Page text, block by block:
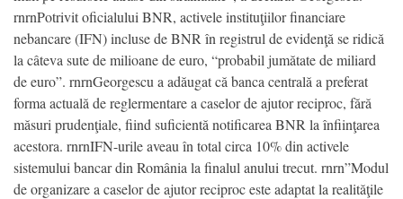
rnrnPotrivit oficialului BNR, activele instituţiilor financiare
nebancare (IFN) incluse de BNR în registrul de evidenţă se ridică
la câteva sute de milioane de euro, “probabil jumătate de miliard
de euro”. rnrnGeorgescu a adăugat că banca centrală a preferat
forma actuală de reglermentare a caselor de ajutor reciproc, fără
măsuri prudenţiale, fiind suficientă notificarea BNR la înfiinţarea
acestora. rnrnIFN-urile aveau în total circa 10% din activele
sistemului bancar din România la finalul anului trecut. rnrn”Modul
de organizare a caselor de ajutor reciproc este adaptat la realităţile